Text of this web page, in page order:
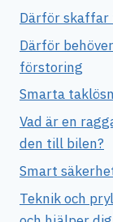
Därför skaffar
Därför
förstoring
Smarta
Vad är en
den till bilen?
Smart
Teknik och